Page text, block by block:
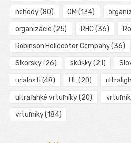
nehody(80) OM (134)
organizácie (25) RHC(36)
Robinson Helicopter Company(36)
Sikorsky(26) skúšky(21)
udalosti (48) UL(20)
ultraľahké vrtuľníky(20) vrtuľník
vrtuľníky(184)